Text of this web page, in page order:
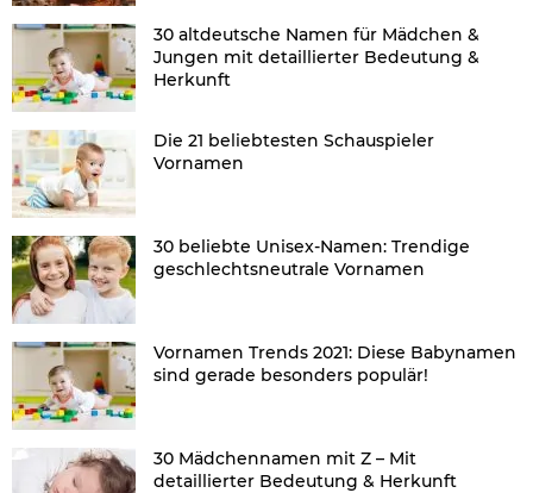
30 altdeutsche Namen für Mädchen &
Jungen mit detaillierter Bedeutung &
Herkunft
Die 21 beliebtesten Schauspieler
Vornamen
30 beliebte Unisex-Namen: Trendige
geschlechtsneutrale Vornamen
Vornamen Trends 2021: Diese Babynamen
sind gerade besonders populär!
30 Mädchennamen mit Z – Mit
detaillierter Bedeutung & Herkunft